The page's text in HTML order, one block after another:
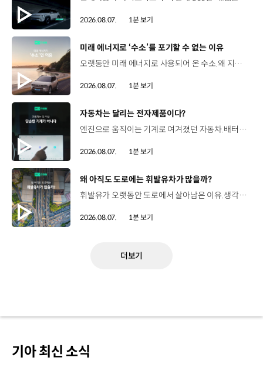
2026.08.07. 1분 보기
[동영상]
미래 에너지로 ‘수소’를 포기할 수 없는 이유
오랫동안 미래 에너지로 사용되어 온 수소.왜 지금까지도 중요한 선택지로 꼽힐까요? 현대진행형 팟캐스트 EP.21에서 확인하세요.📻 #현대자동차그룹 #현대진행형 #모빌리티팟캐스트 #수소전기차 #수소에너지 #연료 #미래모빌리티 #모빌리티
2026.08.07. 1분 보기
[동영상]
자동차는 달리는 전자제품이다?
엔진으로 움직이는 기계로 여겨졌던 자동차.배터리와 소프트웨어를 통해 어떻게 바뀌고 있을까요? 현대진행형 팟캐스트 EP.21에서 확인하세요.📻 #현대자동차그룹 #현대진행형 #모빌리티팟캐스트 #SDV #전기차 #연료 #미래모빌리티 #모빌리티
2026.08.07. 1분 보기
[동영상]
왜 아직도 도로에는 휘발유차가 많을까?
휘발유가 오랫동안 도로에서 살아남은 이유.생각보다 강력한 장점이 있었습니다. 현대진행형 팟캐스트 EP.21에서 확인하세요.📻 #현대자동차그룹 #현대진행형 #모빌리티팟캐스트 #휘발유 #내연기관 #연료 #미래모빌리티 #모빌리티
2026.08.07. 1분 보기
더보기
기아 최신 소식